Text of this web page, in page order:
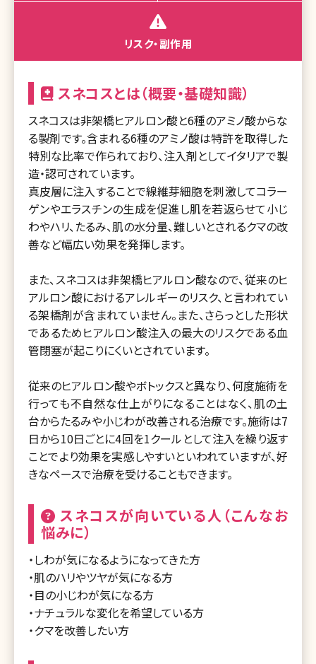
リスク・副作用
スネコスとは（概要・基礎知識）
スネコスは非架橋ヒアルロン酸と6種のアミノ酸からな
る製剤です。含まれる6種のアミノ酸は特許を取得した
特別な比率で作られており、注入剤としてイタリアで製
造・認可されています。
真皮層に注入することで線維芽細胞を刺激してコラー
ゲンやエラスチンの生成を促進し肌を若返らせて小じ
わやハリ、たるみ、肌の水分量、難しいとされるクマの改
善など幅広い効果を発揮します。
また、スネコスは非架橋ヒアルロン酸なので、従来のヒ
アルロン酸におけるアレルギーのリスク、と言われてい
る架橋剤が含まれていません。また、さらっとした形状
であるためヒアルロン酸注入の最大のリスクである血
管閉塞が起こりにくいとされています。
従来のヒアルロン酸やボトックスと異なり、何度施術を
行っても不自然な仕上がりになることはなく、肌の土
台からたるみや小じわが改善される治療です。施術は7
日から10日ごとに4回を1クールとして注入を繰り返す
ことでより効果を実感しやすいといわれていますが、好
きなペースで治療を受けることもできます。
スネコスが向いている人（こんなお
悩みに）
・しわが気になるようになってきた方
・肌のハリやツヤが気になる方
・目の小じわが気になる方
・ナチュラルな変化を希望している方
・クマを改善したい方